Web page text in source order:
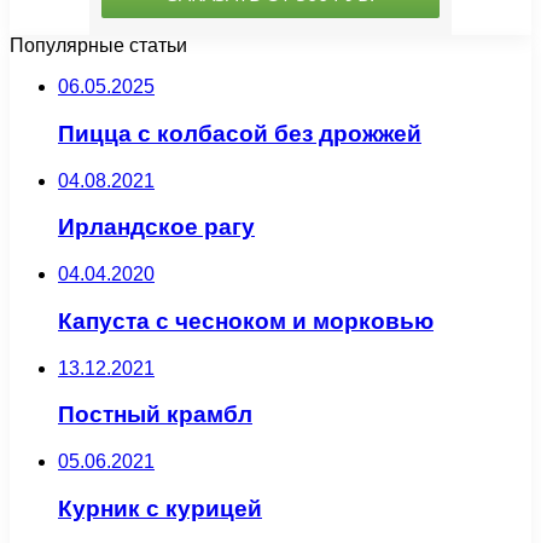
Популярные статьи
06.05.2025
Пицца с колбасой без дрожжей
04.08.2021
Ирландское рагу
04.04.2020
Капуста с чесноком и морковью
13.12.2021
Постный крамбл
05.06.2021
Курник с курицей